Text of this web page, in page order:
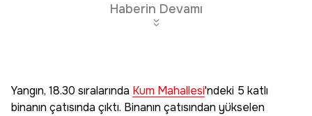
Haberin Devamı
Yangın, 18.30 sıralarında Kum Mahallesi'ndeki 5 katlı
binanın çatısında çıktı. Binanın çatısından yükselen